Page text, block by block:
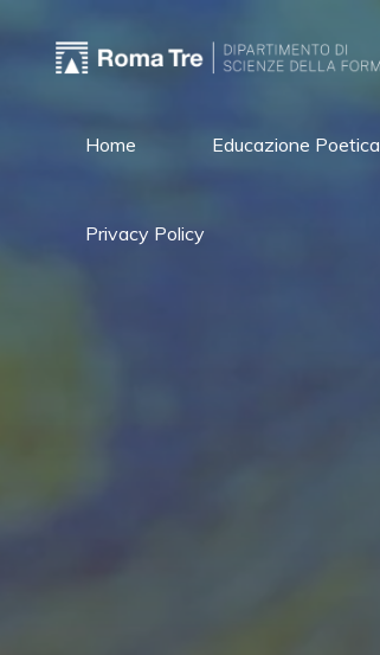
Home Educazione Poetica
Privacy Policy